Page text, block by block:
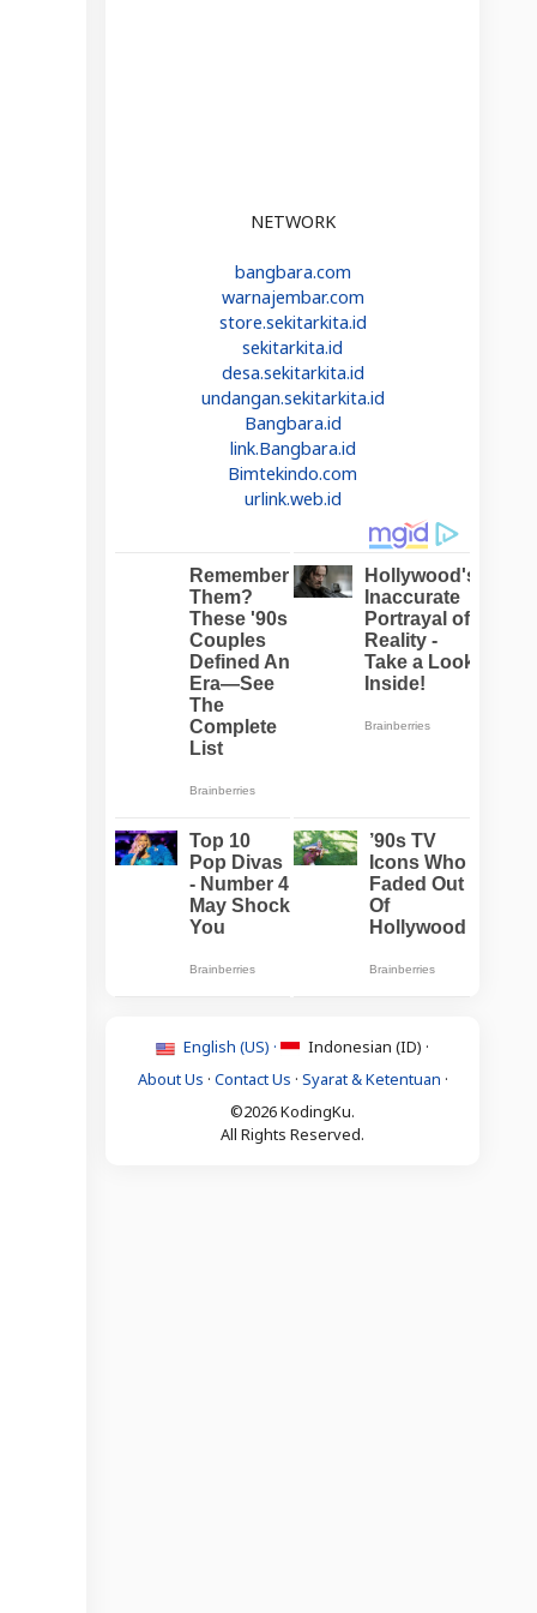
NETWORK
bangbara.com
warnajembar.com
store.sekitarkita.id
sekitarkita.id
desa.sekitarkita.id
undangan.sekitarkita.id
Bangbara.id
link.Bangbara.id
Bimtekindo.com
urlink.web.id
English (US) ·
Indonesian (ID) ·
About Us · Contact Us · Syarat & Ketentuan ·
©2026 KodingKu.
All Rights Reserved.